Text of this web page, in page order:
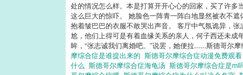
处的情况怎么样。本是打算开开心心的回家，买了许
这么巨大的惊吓。 她脸色一阵青一阵白地显然被衣不
抱着皱巴巴的衣服不敢哭出声音。 客厅中气氛诡异，
尬，他们上得可是有着血缘关系的亲人，何子西还未
眸，“张志诚我们离婚吧。”说罢，她便拉......斯德哥尔
摩综合症是谁提出来的 斯德哥尔摩综合症动漫免费观看
什么 斯德哥尔摩综合症海龟汤 斯德哥尔摩综合症是m